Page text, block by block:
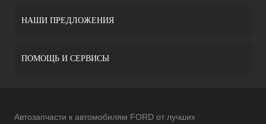
НАШИ ПРЕДЛОЖЕНИЯ
ПОМОЩЬ И СЕРВИСЫ
Автозапчасти к автомобилям FORD от лучших